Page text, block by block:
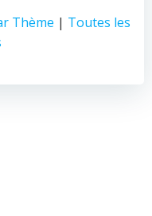
Thème | Toutes les